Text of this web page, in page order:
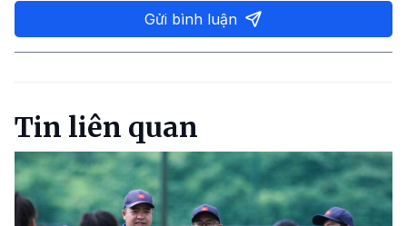
Gửi bình luận
Tin liên quan